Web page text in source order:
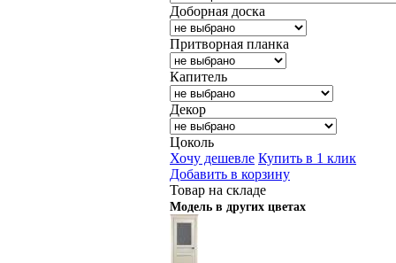
Доборная доска
Притворная планка
Капитель
Декор
Цоколь
Хочу дешевле Купить в 1 клик
Добавить в корзину
Товар на складе
Модель в других цветах